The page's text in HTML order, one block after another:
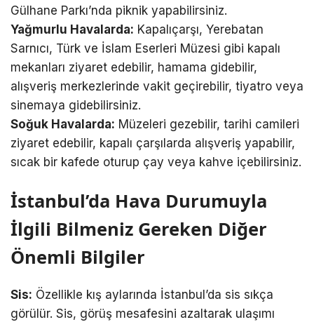
Gülhane Parkı’nda piknik yapabilirsiniz.
Yağmurlu Havalarda: Kapalıçarşı, Yerebatan
Sarnıcı, Türk ve İslam Eserleri Müzesi gibi kapalı
mekanları ziyaret edebilir, hamama gidebilir,
alışveriş merkezlerinde vakit geçirebilir, tiyatro veya
sinemaya gidebilirsiniz.
Soğuk Havalarda: Müzeleri gezebilir, tarihi camileri
ziyaret edebilir, kapalı çarşılarda alışveriş yapabilir,
sıcak bir kafede oturup çay veya kahve içebilirsiniz.
İstanbul’da Hava Durumuyla
İlgili Bilmeniz Gereken Diğer
Önemli Bilgiler
Sis: Özellikle kış aylarında İstanbul’da sis sıkça
görülür. Sis, görüş mesafesini azaltarak ulaşımı